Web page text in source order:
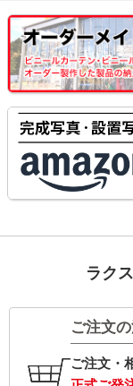
ラク
ご注文
ご注文・